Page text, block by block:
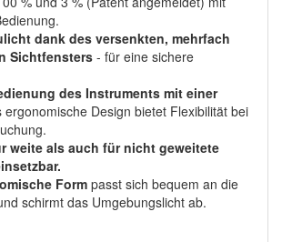
dank des versenkten, mehrfach
Sichtfensters - für eine sichere
des Instruments mit einer
ergonomische Design bietet Flexibilität bei
weite als auch für nicht geweitete
Formpasst sich bequem an die
schirmt das Umgebungslicht ab.